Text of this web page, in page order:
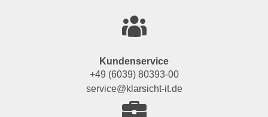
Kundenservice
+49 (6039) 80393-00
service@klarsicht-it.de